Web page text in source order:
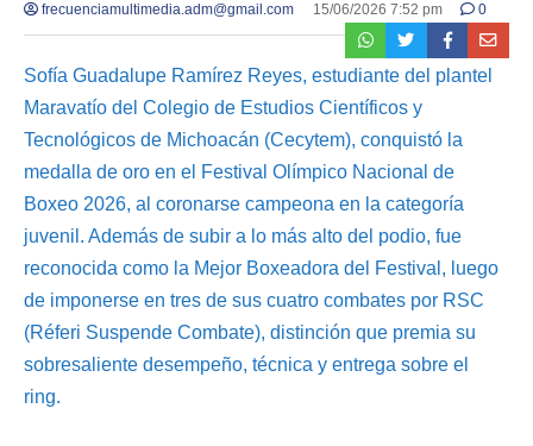
frecuenciamultimedia.adm@gmail.com 15/06/2026 7:52 pm 0
Sofía Guadalupe Ramírez Reyes, estudiante del plantel
Maravatío del Colegio de Estudios Científicos y
Tecnológicos de Michoacán (Cecytem), conquistó la
medalla de oro en el Festival Olímpico Nacional de
Boxeo 2026, al coronarse campeona en la categoría
juvenil. Además de subir a lo más alto del podio, fue
reconocida como la Mejor Boxeadora del Festival, luego
de imponerse en tres de sus cuatro combates por RSC
(Réferi Suspende Combate), distinción que premia su
sobresaliente desempeño, técnica y entrega sobre el
ring.